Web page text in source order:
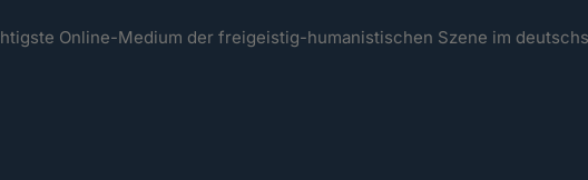
Online-Medium der freigeistig-humanistischen Szene im